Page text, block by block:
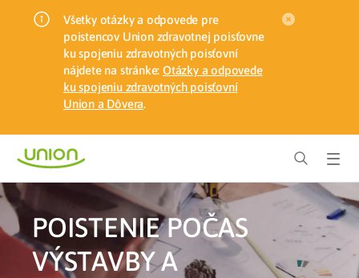
Všetky otázky a odpovede pre
poistencov Union zdravotnej poisťovne
ku spojeniu zdravotných poisťovní
nájdete na stránke: Otázky a odpovede
ku spojeniu zdravotných poisťovní
Union a Dôvera.
POISTENIE POČAS
VÝSTAVBY A